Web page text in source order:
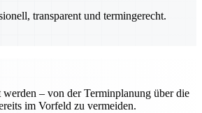
transparent und termingerecht.
– von der Terminplanung über die
im Vorfeld zu vermeiden.